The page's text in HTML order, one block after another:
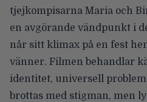
tjejkompisarna Maria och
en avgörande vändpunkt i
når sitt klimax på en fest
vänner. Filmen behandlar
identitet, universell
brottas med stigman, men